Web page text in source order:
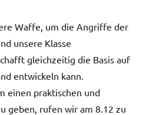
Waffe, um die Angriffe der
unsere Klasse
gleichzeitig die Basis auf
entwickeln kann.
einen praktischen und
geben, rufen wir am 8.12 zu